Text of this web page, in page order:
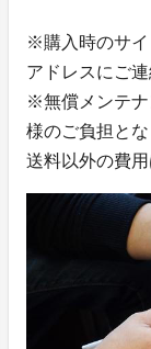
※購入時のサイ
アドレスにご連
※無償メンテナ
様のご負担と
送料以外の費用